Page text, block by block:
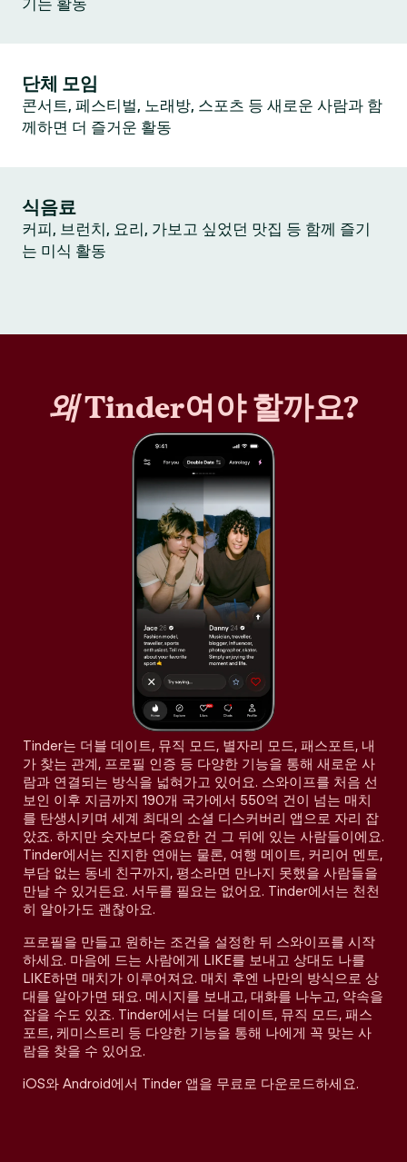
기는 활동
단체 모임
콘서트, 페스티벌, 노래방, 스포츠 등 새로운 사람과 함
께하면 더 즐거운 활동
식음료
커피, 브런치, 요리, 가보고 싶었던 맛집 등 함께 즐기
는 미식 활동
왜Tinder여야 할까요?
Tinder는 더블 데이트, 뮤직 모드, 별자리 모드, 패스포트, 내
가 찾는 관계, 프로필 인증 등 다양한 기능을 통해 새로운 사
람과 연결되는 방식을 넓혀가고 있어요. 스와이프를 처음 선
보인 이후 지금까지 190개 국가에서 550억 건이 넘는 매치
를 탄생시키며 세계 최대의 소셜 디스커버리 앱으로 자리 잡
았죠. 하지만 숫자보다 중요한 건 그 뒤에 있는 사람들이에요.
Tinder에서는 진지한 연애는 물론, 여행 메이트, 커리어 멘토,
부담 없는 동네 친구까지, 평소라면 만나지 못했을 사람들을
만날 수 있거든요. 서두를 필요는 없어요. Tinder에서는 천천
히 알아가도 괜찮아요.
프로필을 만들고 원하는 조건을 설정한 뒤 스와이프를 시작
하세요. 마음에 드는 사람에게 LIKE를 보내고 상대도 나를
LIKE하면 매치가 이루어져요. 매치 후엔 나만의 방식으로 상
대를 알아가면 돼요. 메시지를 보내고, 대화를 나누고, 약속을
잡을 수도 있죠. Tinder에서는 더블 데이트, 뮤직 모드, 패스
포트, 케미스트리 등 다양한 기능을 통해 나에게 꼭 맞는 사
람을 찾을 수 있어요.
iOS와 Android에서 Tinder 앱을 무료로 다운로드하세요.